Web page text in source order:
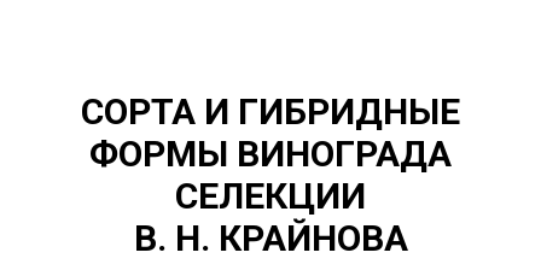
СОРТА И ГИБРИДНЫЕ
ФОРМЫ ВИНОГРАДА
СЕЛЕКЦИИ
В. Н. КРАЙНОВА